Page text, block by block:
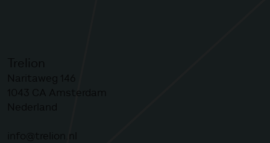
Amsterdam
info@trelion.nl